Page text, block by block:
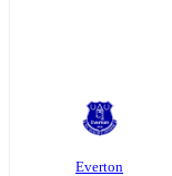
Everton